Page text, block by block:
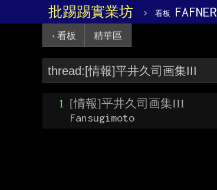
批踢踢實業坊 › 看板 FAFNER
‹ 看板 精華區
1 [情報]平井久司画集III
Fansugimoto